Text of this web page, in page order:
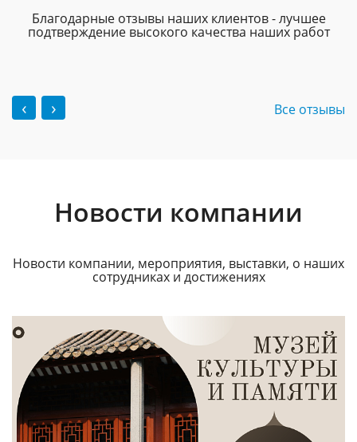
Благодарные отзывы наших клиентов - лучшее
подтверждение высокого качества наших работ
‹ › Все отзывы
Новости компании
Новости компании, мероприятия, выставки, о наших
сотрудниках и достижениях